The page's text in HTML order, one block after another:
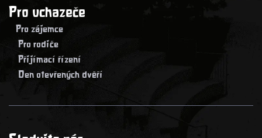
Pro uchazeče
> Pro zájemce
> Pro rodiče
> Přijímací řízení
> Den otevřených dvěří